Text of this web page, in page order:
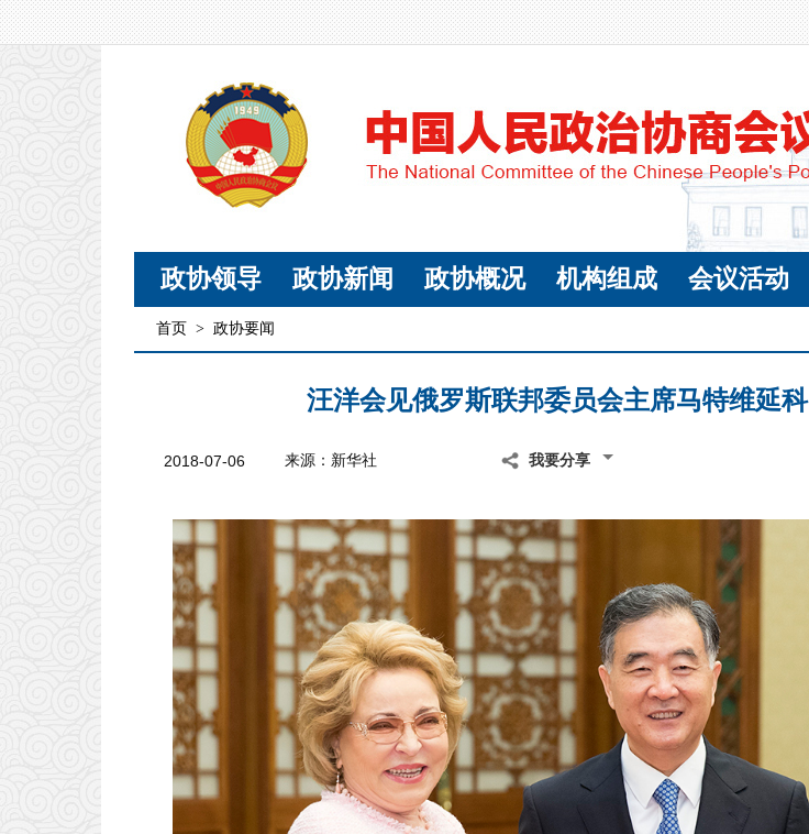
政协领导 政协新闻 政协概况 机构组成 会议活动
首页 > 政协要闻
汪洋会见俄罗斯联邦委员会主席马特维延科
2018-07-06 来源：新华社 我要分享